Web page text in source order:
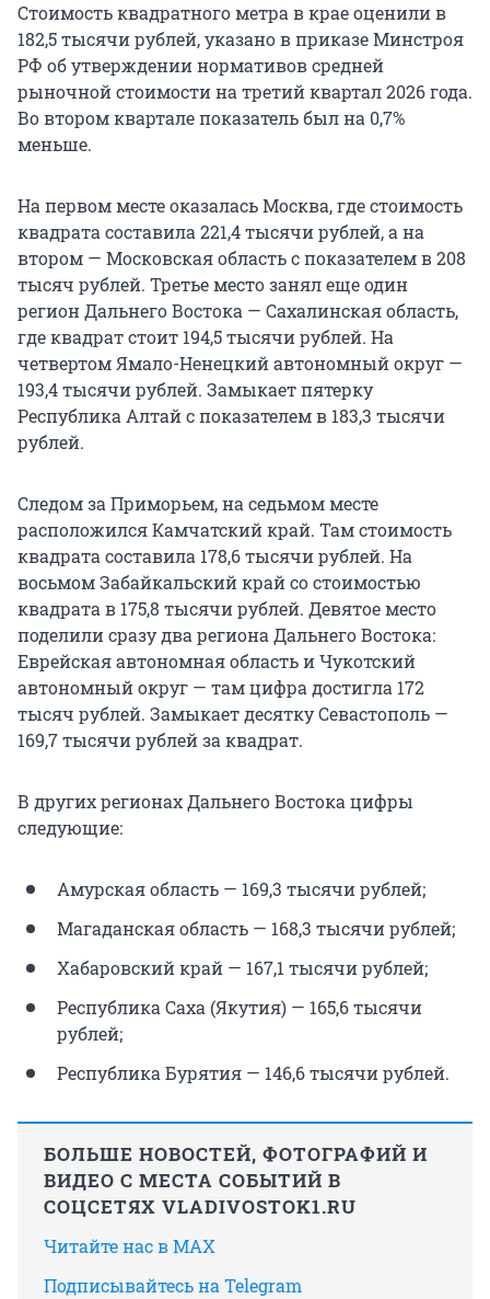
Стоимость квадратного метра в крае оценили в
182,5 тысячи рублей, указано в приказе Минстроя
РФ об утверждении нормативов средней
рыночной стоимости на третий квартал 2026 года.
Во втором квартале показатель был на 0,7%
меньше.
На первом месте оказалась Москва, где стоимость
квадрата составила 221,4 тысячи рублей, а на
втором — Московская область с показателем в 208
тысяч рублей. Третье место занял еще один
регион Дальнего Востока — Сахалинская область,
где квадрат стоит 194,5 тысячи рублей. На
четвертом Ямало-Ненецкий автономный округ —
193,4 тысячи рублей. Замыкает пятерку
Республика Алтай с показателем в 183,3 тысячи
рублей.
Следом за Приморьем, на седьмом месте
расположился Камчатский край. Там стоимость
квадрата составила 178,6 тысячи рублей. На
восьмом Забайкальский край со стоимостью
квадрата в 175,8 тысячи рублей. Девятое место
поделили сразу два региона Дальнего Востока:
Еврейская автономная область и Чукотский
автономный округ — там цифра достигла 172
тысяч рублей. Замыкает десятку Севастополь —
169,7 тысячи рублей за квадрат.
В других регионах Дальнего Востока цифры
следующие:
Амурская область — 169,3 тысячи рублей;
Магаданская область — 168,3 тысячи рублей;
Хабаровский край — 167,1 тысячи рублей;
Республика Саха (Якутия) — 165,6 тысячи
рублей;
Республика Бурятия — 146,6 тысячи рублей.
БОЛЬШЕ НОВОСТЕЙ, ФОТОГРАФИЙ И
ВИДЕО С МЕСТА СОБЫТИЙ В
СОЦСЕТЯХ VLADIVOSTOK1.RU
Читайте нас в MAX
Подписывайтесь на Telegram